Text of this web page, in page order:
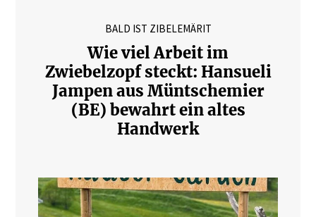
BALD IST ZIBELEMÄRIT
Wie viel Arbeit im
Zwiebelzopf steckt: Hansueli
Jampen aus Müntschemier
(BE) bewahrt ein altes
Handwerk